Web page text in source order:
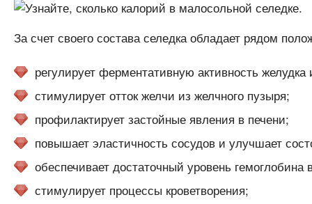
За счет своего состава селедка обладает рядом
регулирует ферментативную активность желудка
стимулирует отток желчи из желчного пузыря;
профилактирует застойные явления в печени;
повышает эластичность сосудов и улучшает
обеспечивает достаточный уровень гемоглобина
стимулирует процессы кроветворения;